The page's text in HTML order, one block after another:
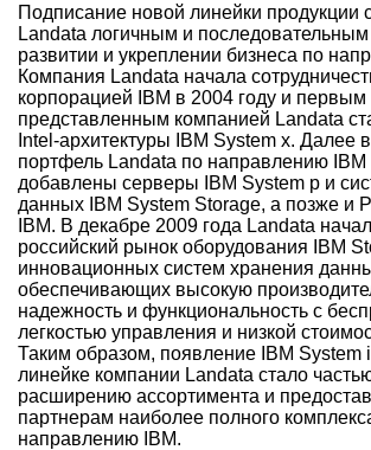
Подписание новой линейки продукции
Landata логичным и
развитии и укреплении бизнеса по
Компания Landata начала
корпорацией IBM в 2004 году и
представленным компанией Landata
Intel-архитектуры IBM System x. Далее
портфель Landata по направлению
добавлены серверы IBM System p и
данных IBM System Storage, а позже и
IBM. В декабре 2009 года Landata
российский рынок оборудования IBM
инновационных систем хранения
обеспечивающих высокую
надежность и функциональность с
легкостью управления и низкой
Таким образом, появление IBM System
линейке компании Landata стало
расширению ассортимента и
партнерам наиболее полного
направлению IBM.